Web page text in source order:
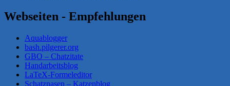
Webseiten - Empfehlungen
Aquablogger
bash.pilgerer.org
GBO – Chatzitate
Handarbeitsblog
LaTeX-Formeleditor
Schatznasen – Katzenblog